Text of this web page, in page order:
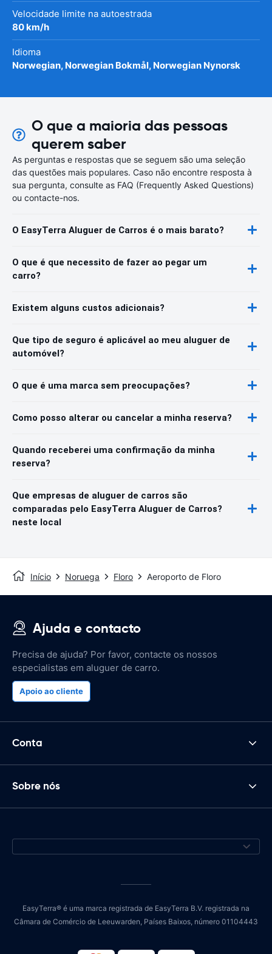
Velocidade limite na autoestrada
80 km/h
Idioma
Norwegian, Norwegian Bokmål, Norwegian Nynorsk
O que a maioria das pessoas
querem saber
As perguntas e respostas que se seguem são uma seleção
das questões mais populares. Caso não encontre resposta à
sua pergunta, consulte as FAQ (Frequently Asked Questions)
ou contacte-nos.
O EasyTerra Aluguer de Carros é o mais barato?
O que é que necessito de fazer ao pegar um
carro?
Existem alguns custos adicionais?
Que tipo de seguro é aplicável ao meu aluguer de
automóvel?
O que é uma marca sem preocupações?
Como posso alterar ou cancelar a minha reserva?
Quando receberei uma confirmação da minha
reserva?
Que empresas de aluguer de carros são
comparadas pelo EasyTerra Aluguer de Carros?
neste local
Início Noruega Floro Aeroporto de Floro
Ajuda e contacto
Precisa de ajuda? Por favor, contacte os nossos
especialistas em aluguer de carro.
Apoio ao cliente
Conta
Sobre nós
EasyTerra® é uma marca registrada de EasyTerra B.V. registrada na
Câmara de Comércio de Leeuwarden, Países Baixos, número 01104443